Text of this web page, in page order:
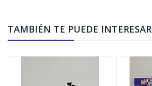
TAMBIÉN TE PUEDE INTERESAR